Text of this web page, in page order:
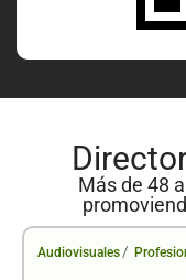
Más de 48
Audiovisuales /